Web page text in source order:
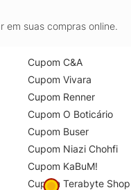
em suas compras online.
Cupom C&A
Cupom Vivara
Cupom Renner
Cupom O Boticário
Cupom Buser
Cupom Niazi Chohfi
Cupom KaBuM!
Cupom Terabyte Shop